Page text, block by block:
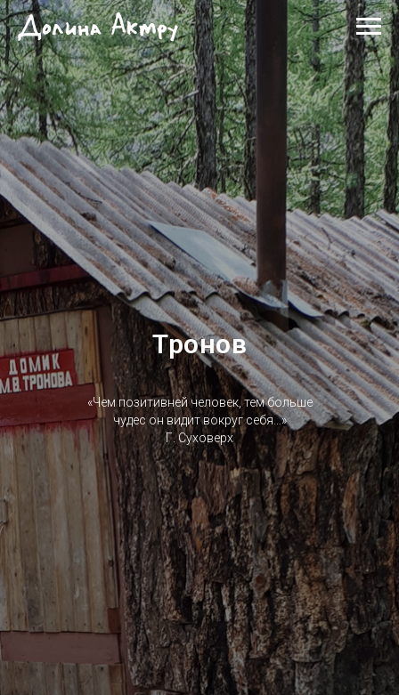
Тронов
«Чем позитивней человек, тем больше
чудес он видит вокруг себя…»
Г. Суховерх